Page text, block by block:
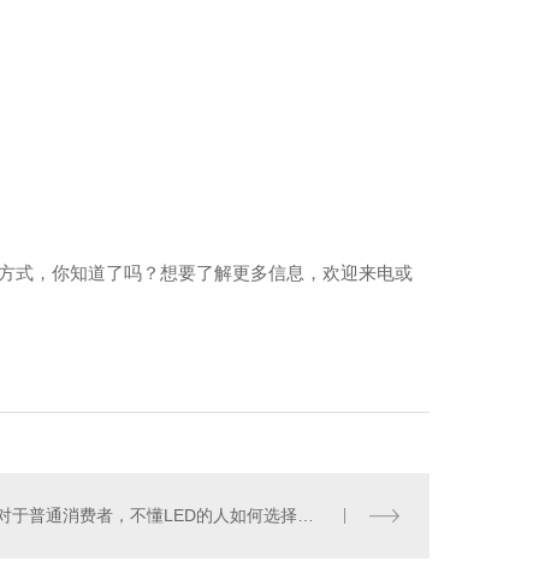
式，你知道了吗？想要了解更多信息，欢迎来电或
对于普通消费者，不懂LED的人如何选择成都led球泡灯？